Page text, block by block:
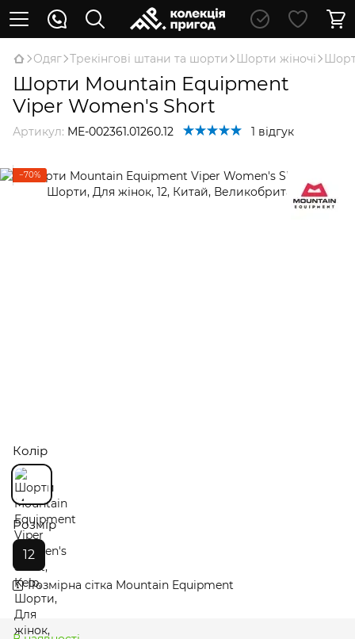
Oдяг Трекінгові штани та шорти Шорти жіночі
Шорти Mountain Equipment
Viper Women's Short
Артикул: ME-002361.01260.12 1 відгук
−70%
Колір
Розмір
12
Розмірна сітка Mountain Equipment